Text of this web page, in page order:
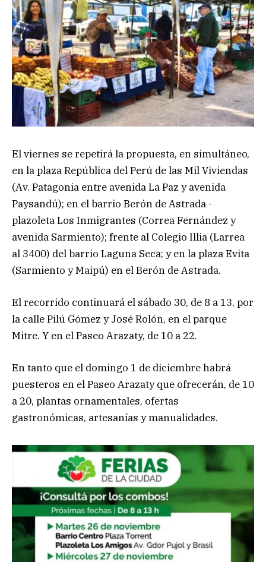
El viernes se repetirá la propuesta, en simultáneo,
en la plaza República del Perú de las Mil Viviendas
(Av. Patagonia entre avenida La Paz y avenida
Paysandú); en el barrio Berón de Astrada -
plazoleta Los Inmigrantes (Correa Fernández y
avenida Sarmiento); frente al Colegio Illia (Larrea
al 3400) del barrio Laguna Seca; y en la plaza Evita
(Sarmiento y Maipú) en el Berón de Astrada.
El recorrido continuará el sábado 30, de 8 a 13, por
la calle Pilú Gómez y José Rolón, en el parque
Mitre. Y en el Paseo Arazaty, de 10 a 22.
En tanto que el domingo 1 de diciembre habrá
puesteros en el Paseo Arazaty que ofrecerán, de 10
a 20, plantas ornamentales, ofertas
gastronómicas, artesanías y manualidades.